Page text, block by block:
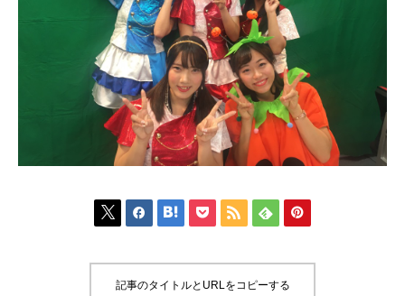
      
記事のタイトルとURLをコピーする